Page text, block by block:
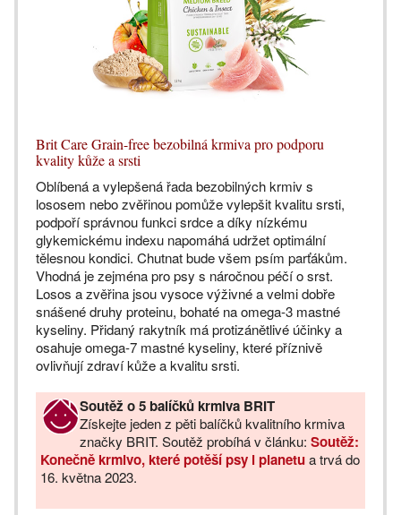
Brit Care Grain-free bezobilná krmiva pro podporu
kvality kůže a srsti
Oblíbená a vylepšená řada bezobilných krmiv s
lososem nebo zvěřinou pomůže vylepšit kvalitu srsti,
podpoří správnou funkci srdce a díky nízkému
glykemickému indexu napomáhá udržet optimální
tělesnou kondici. Chutnat bude všem psím parťákům.
Vhodná je zejména pro psy s náročnou péčí o srst.
Losos a zvěřina jsou vysoce výživné a velmi dobře
snášené druhy proteinu, bohaté na omega-3 mastné
kyseliny. Přidaný rakytník má protizánětlivé účinky a
osahuje omega-7 mastné kyseliny, které příznivě
ovlivňují zdraví kůže a kvalitu srsti.
Soutěž o 5 balíčků krmiva BRIT
Získejte jeden z pěti balíčků kvalitního krmiva
značky BRIT. Soutěž probíhá v článku: Soutěž:
Konečně krmivo, které potěší psy i planetua trvá do
16. května 2023.